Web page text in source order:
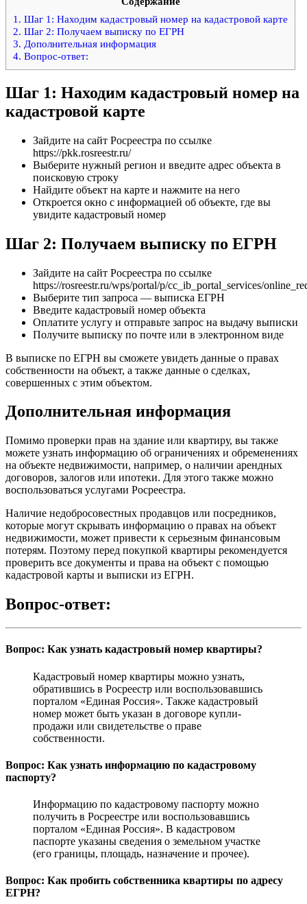
1. Шаг 1: Находим кадастровый номер на кадастровой карте
2. Шаг 2: Получаем выписку по ЕГРН
3. Дополнительная информация
4. Вопрос-ответ:
Шаг 1: Находим кадастровый номер на
кадастровой карте
Зайдите на сайт Росреестра по ссылке
https://pkk.rosreestr.ru/
Выберите нужный регион и введите адрес объекта в
поисковую строку
Найдите объект на карте и нажмите на него
Откроется окно с информацией об объекте, где вы
увидите кадастровый номер
Шаг 2: Получаем выписку по ЕГРН
Зайдите на сайт Росреестра по ссылке
https://rosreestr.ru/wps/portal/p/cc_ib_portal_services/
Выберите тип запроса — выписка ЕГРН
Введите кадастровый номер объекта
Оплатите услугу и отправьте запрос на выдачу выписки
Получите выписку по почте или в электронном виде
В выписке по ЕГРН вы сможете увидеть данные о правах
собственности на объект, а также данные о сделках,
совершенных с этим объектом.
Дополнительная информация
Помимо проверки прав на здание или квартиру, вы также
можете узнать информацию об ограничениях и обременениях
на объекте недвижимости, например, о наличии арендных
договоров, залогов или ипотеки. Для этого также можно
воспользоваться услугами Росреестра.
Наличие недобросовестных продавцов или посредников,
которые могут скрывать информацию о правах на объект
недвижимости, может привести к серьезным финансовым
потерям. Поэтому перед покупкой квартиры рекомендуется
проверить все документы и права на объект с помощью
кадастровой карты и выписки из ЕГРН.
Вопрос-ответ:
Вопрос: Как узнать кадастровый номер квартиры?
Кадастровый номер квартиры можно узнать,
обратившись в Росреестр или воспользовавшись
порталом «Единая Россия». Также кадастровый
номер может быть указан в договоре купли-
продажи или свидетельстве о праве
собственности.
Вопрос: Как узнать информацию по кадастровому
паспорту?
Информацию по кадастровому паспорту можно
получить в Росреестре или воспользовавшись
порталом «Единая Россия». В кадастровом
паспорте указаны сведения о земельном участке
(его границы, площадь, назначение и прочее).
Вопрос: Как пробить собственника квартиры по адресу
ЕГРН?